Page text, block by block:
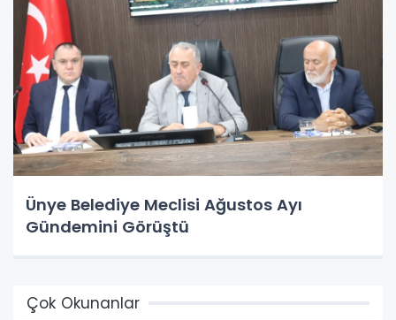
Ünye Belediye Meclisi Ağustos Ayı
Gündemini Görüştü
Çok Okunanlar